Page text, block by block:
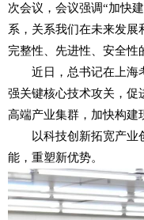
次会议，会议强调“加快
系，关系我们在未来发展
完整性、先进性、安全性
近日，总书记在上海
强关键核心技术攻关，促
高端产业集群，加快构建
以科技创新拓宽产业
能，重塑新优势。